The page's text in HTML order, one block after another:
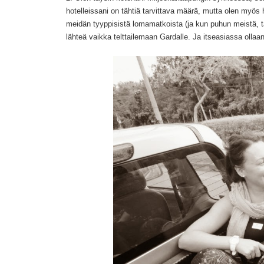
hotelleissani on tähtiä tarvittava määrä, mutta olen
meidän tyyppisistä lomamatkoista (ja kun puhun
lähteä vaikka telttailemaan Gardalle. Ja itseasiassa